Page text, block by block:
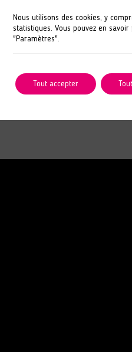
Nous utilisons des cookies, y
statistiques. Vous pouvez en
"Paramètres".
Tout accepter